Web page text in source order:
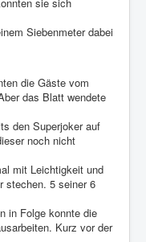
Siebenmeter dabei
die Gäste vom
das Blatt wendete
den Superjoker auf
noch nicht
mit Leichtigkeit und
stechen. 5 seiner 6
in Folge konnte die
Kurz vor der